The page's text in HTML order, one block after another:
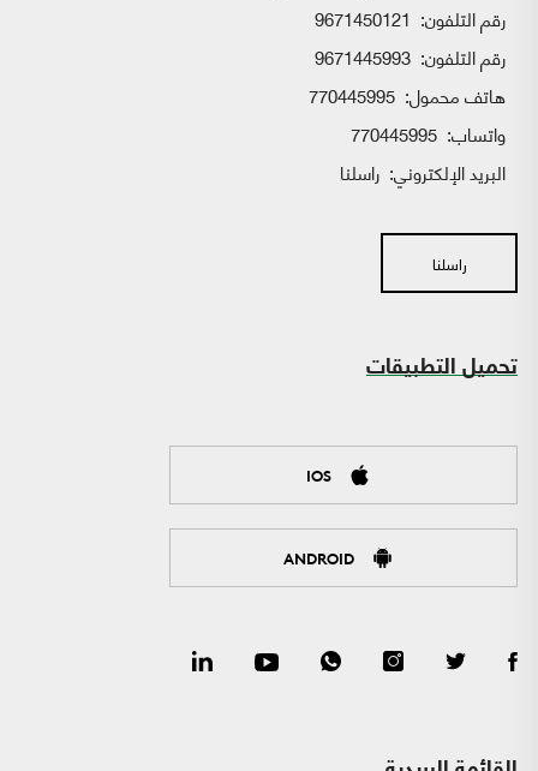
رقم التلفون: 9671450121
رقم التلفون: 9671445993
هاتف محمول: 770445995
واتساب:
البريد الإلكتروني: راسلنا
راسلنا
تحميل التطبيقات
IOS
ANDROID